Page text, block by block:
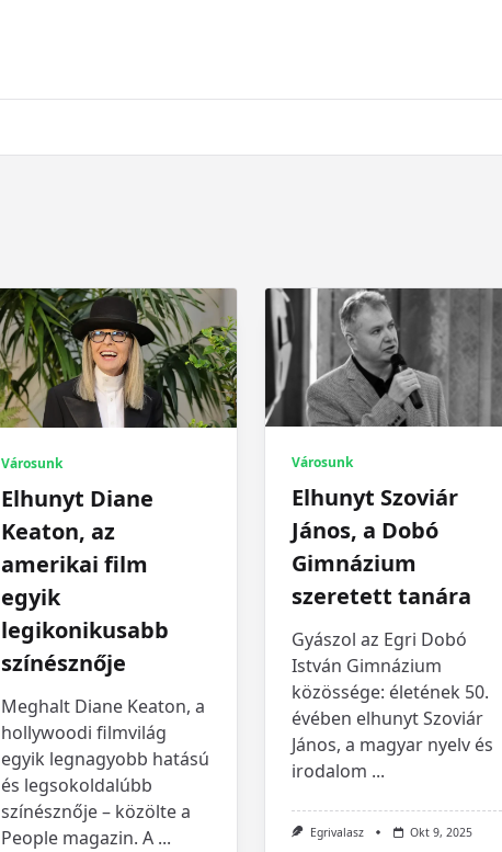
Városunk
Elhunyt Diane
Keaton, az
amerikai film
egyik
legikonikusabb
színésznője
Meghalt Diane Keaton, a
hollywoodi filmvilág
egyik legnagyobb hatású
és legsokoldalúbb
színésznője – közölte a
People magazin. A ...
Városunk
Elhunyt Szoviár
János, a Dobó
Gimnázium
szeretett tanára
Gyászol az Egri Dobó
István Gimnázium
közössége: életének 50.
évében elhunyt Szoviár
János, a magyar nyelv és
irodalom ...
Egrivalasz Okt 9, 2025